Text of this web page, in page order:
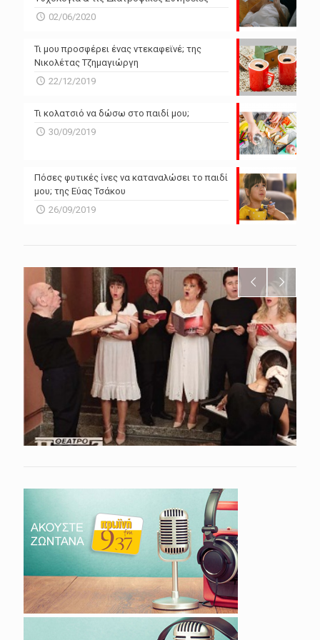
02/06/2020
Τι μου προσφέρει ένας ντεκαφεϊνέ; της
Νικολέτας Τζημαγιώργη
22/12/2019
Τι κολατσιό να δώσω στο παιδί μου;
30/09/2019
Πόσες φυτικές ίνες να καταναλώσει το παιδί
μου; της Εύας Τσάκου
26/09/2019